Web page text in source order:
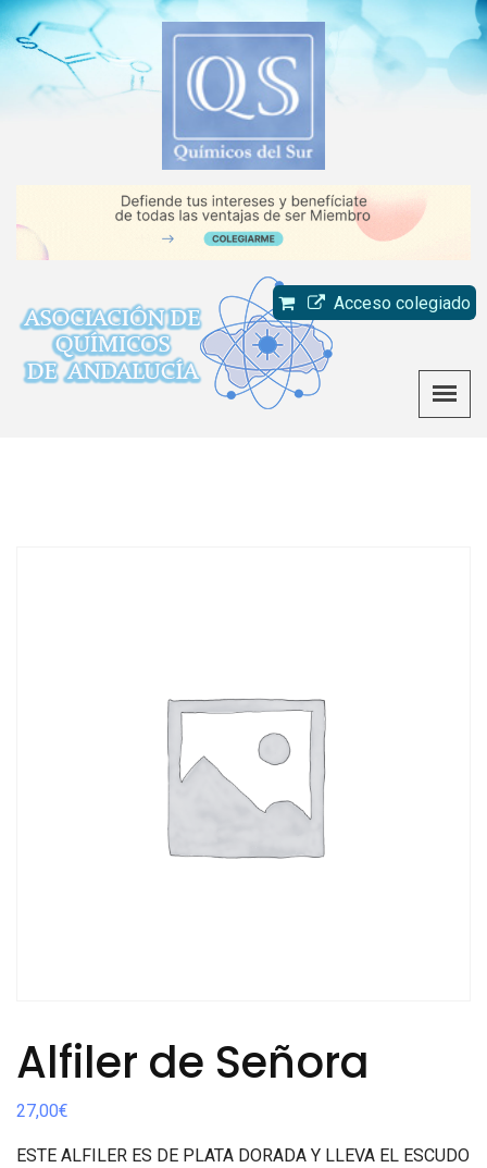
Acceso colegiado
Alfiler de Señora
27,00€
ESTE ALFILER ES DE PLATA DORADA Y LLEVA EL ESCUDO